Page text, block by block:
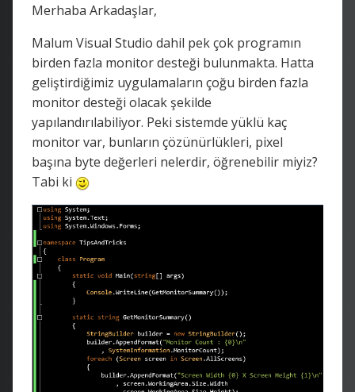
Merhaba Arkadaşlar,
Malum Visual Studio dahil pek çok programın
birden fazla monitor desteği bulunmakta. Hatta
geliştirdiğimiz uygulamaların çoğu birden fazla
monitor desteği olacak şekilde
yapılandırılabiliyor. Peki sistemde yüklü kaç
monitor var, bunların çözünürlükleri, pixel
başına byte değerleri nelerdir, öğrenebilir miyiz?
Tabi ki